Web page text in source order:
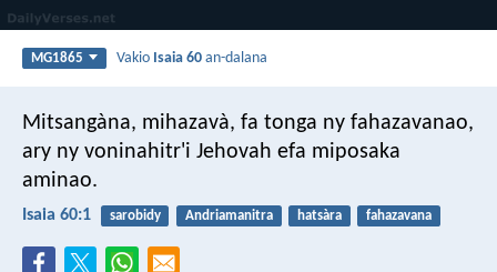
MG1865 Vakio Isaia 60 an-dalana
Mitsangàna, mihazavà, fa tonga ny fahazavanao,
ary ny voninahitr'i Jehovah efa miposaka
aminao.
Isaia 60:1 sarobidy Andriamanitra hatsàra fahazavana